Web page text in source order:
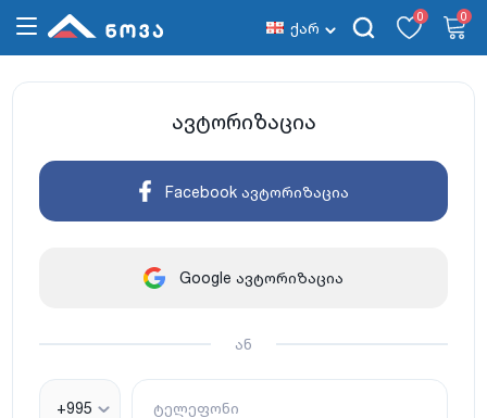
ქარ
0 0
ავტორიზაცია
Facebook ავტორიზაცია
Google ავტორიზაცია
ან
+995 ტელეფონი